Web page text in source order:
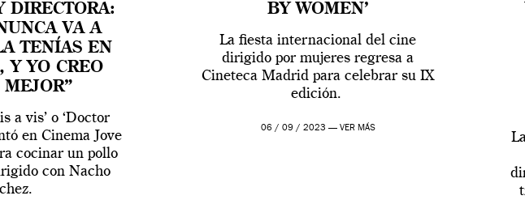
DIRECTORA:
VA A
TENÍAS EN
Y YO CREO
a vis’ o ‘Doctor
en Cinema Jove
cocinar un pollo
con Nacho
BY WOMEN’
La fiesta internacional del cine
dirigido por mujeres regresa a
Cineteca Madrid para celebrar su IX
edición.
06 / 09 / 2023 — VER MÁS